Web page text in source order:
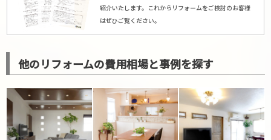
紹介いたします。これからリフォームをご検討のお客様
はぜひご覧ください。
他のリフォームの費用相場と事例を探す